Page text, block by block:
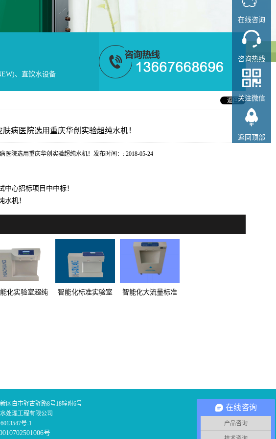
、直饮水设备
返回
病医院选用重庆华创实验超纯水机！
医院选用重庆华创实验超纯水机！发布时间：: 2018-05-24
心招标项目中中标！
水机！
化实验室超纯
智能化标准实验室
智能化大流量标准
区白市驿古驿路8号18幢附6号
处理工程有限公司
号-1
号
在线咨询
咨询热线
关注微信
返回顶部
在线咨询
产品咨询